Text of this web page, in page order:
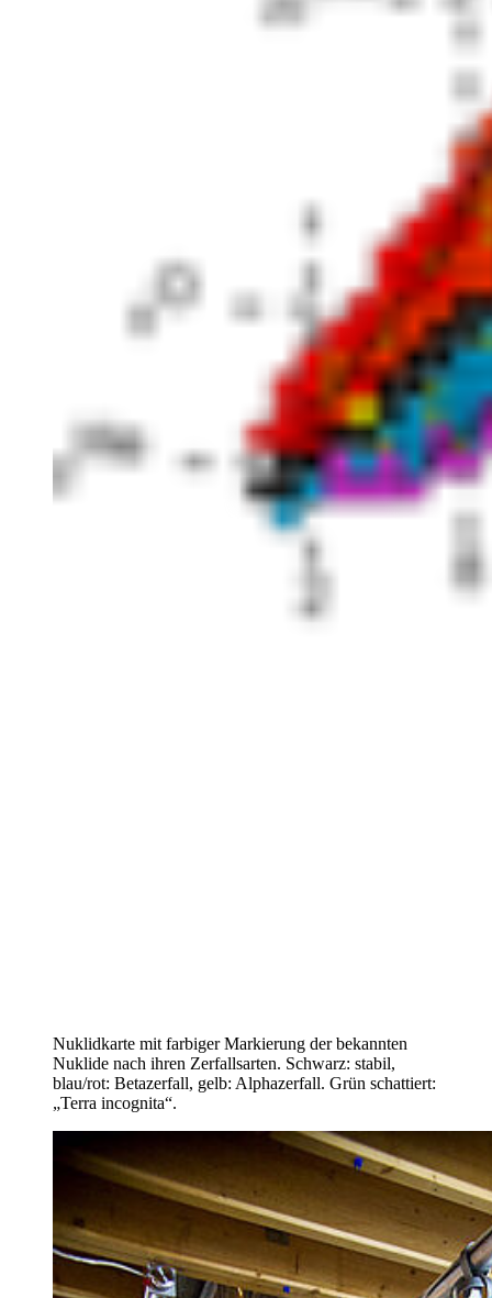
Nuklidkarte mit farbiger Markierung der bekannten
Nuklide nach ihren Zerfallsarten. Schwarz: stabil,
blau/rot: Betazerfall, gelb: Alphazerfall. Grün schattiert:
„Terra incognita“.